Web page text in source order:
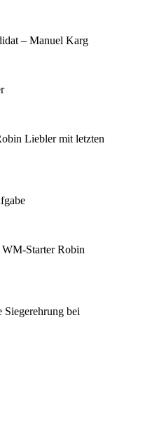
– Manuel Karg
Liebler mit letzten
Starter Robin
Siegerehrung bei